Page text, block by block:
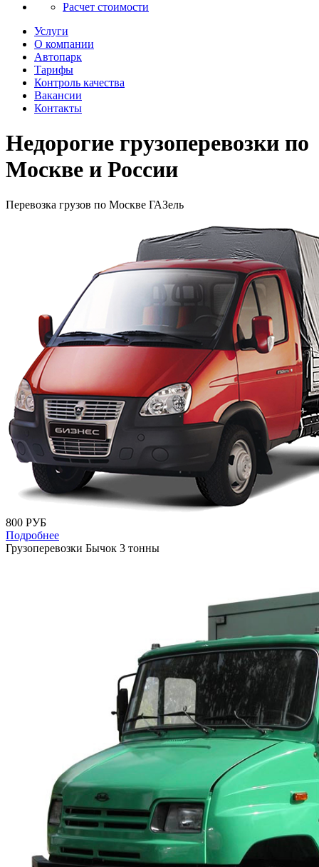
Расчет стоимости
Услуги
О компании
Автопарк
Тарифы
Контроль качества
Вакансии
Контакты
Недорогие грузоперевозки по
Москве и России
Перевозка грузов по Москве ГАЗель
800 РУБ
Подробнее
Грузоперевозки Бычок 3 тонны